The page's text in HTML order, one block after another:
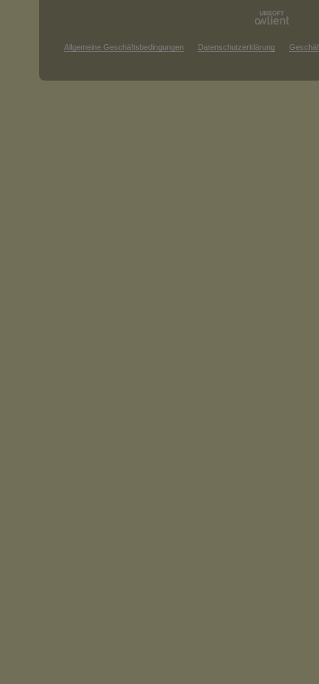
Allgemeine Geschäftsbedingungen Datenschutzerklärung